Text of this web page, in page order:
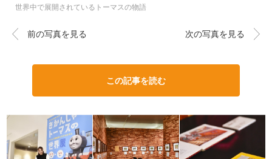
世界中で展開されているトーマスの物語
前の写真を見る 次の写真を見る
この記事を読む